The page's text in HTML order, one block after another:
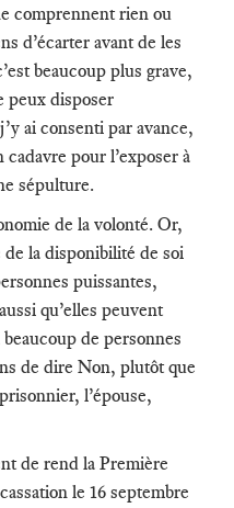
comprennent rien ou
d’écarter avant de les
beaucoup plus grave,
peux disposer
ai consenti par avance,
pour l’exposer à
sépulture.
de la volonté. Or,
la disponibilité de soi
puissantes,
qu’elles peuvent
de personnes
de dire Non, plutôt que
l’épouse,
de rend la Première
le 16 septembre